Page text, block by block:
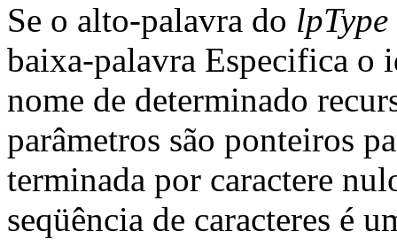
Se o alto-palavra do lpType
baixa-palavra Especifica
nome de determinado
parâmetros são ponteiros
terminada por caractere
seqüência de caracteres é